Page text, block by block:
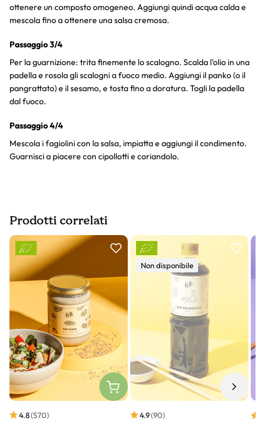
ottenere un composto omogeneo. Aggiungi quindi acqua calda e
mescola fino a ottenere una salsa cremosa.
Passaggio 3/4
Per la guarnizione: trita finemente lo scalogno. Scalda l'olio in una
padella e rosola gli scalogni a fuoco medio. Aggiungi il panko (o il
pangrattato) e il sesamo, e tosta fino a doratura. Togli la padella
dal fuoco.
Passaggio 4/4
Mescola i fagiolini con la salsa, impiatta e aggiungi il condimento.
Guarnisci a piacere con cipollotti e coriandolo.
Prodotti correlati
Slider prodotto
4.8(570)
Non disponibile
4.9(90)